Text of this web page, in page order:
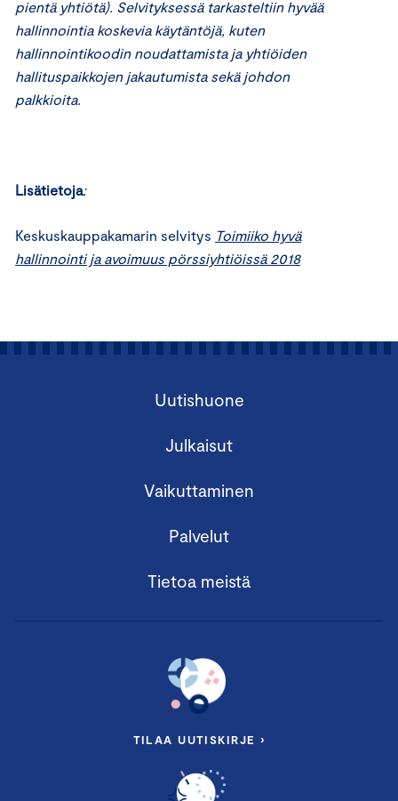
pientä yhtiötä). Selvityksessä tarkasteltiin hyvää
hallinnointia koskevia käytäntöjä, kuten
hallinnointikoodin noudattamista ja yhtiöiden
hallituspaikkojen jakautumista sekä johdon
palkkioita.
Lisätietoja:
Keskuskauppakamarin selvitys Toimiiko hyvä
hallinnointi ja avoimuus pörssiyhtiöissä 2018
Uutishuone
Julkaisut
Vaikuttaminen
Palvelut
Tietoa meistä
TILAA UUTISKIRJE ›